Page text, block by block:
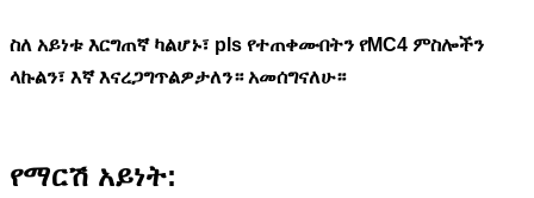
ስለ አይነቱ እርግጠኛ ካልሆኑ፣ pls የተጠቀሙበትን የMC4 ምስሎችን
ላኩልን፣ እኛ እናረጋግጥልዎታለን። አመሰግናለሁ።
የማርሽ አይነት: